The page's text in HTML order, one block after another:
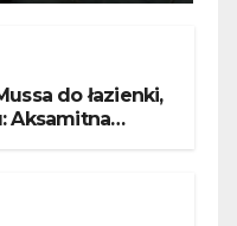
do łazienki,
Aksamitna